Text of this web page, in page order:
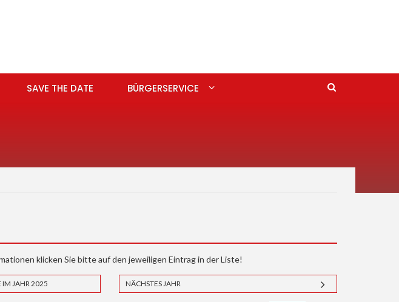
SAVE THE DATE BÜRGERSERVICE
klicken Sie bitte auf den jeweiligen Eintrag in der Liste!
IM JAHR 2025 NÄCHSTES JAHR